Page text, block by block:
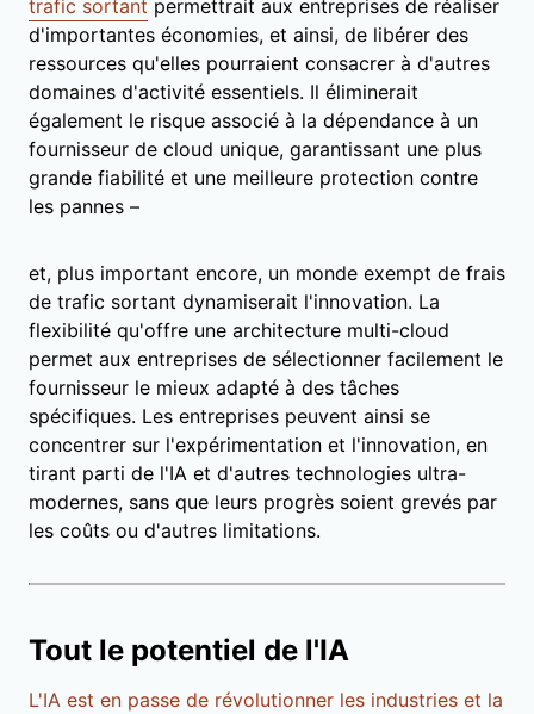
trafic sortant permettrait aux entreprises de réaliser
d'importantes économies, et ainsi, de libérer des
ressources qu'elles pourraient consacrer à d'autres
domaines d'activité essentiels. Il éliminerait
également le risque associé à la dépendance à un
fournisseur de cloud unique, garantissant une plus
grande fiabilité et une meilleure protection contre
les pannes –
et, plus important encore, un monde exempt de frais
de trafic sortant dynamiserait l'innovation. La
flexibilité qu'offre une architecture multi-cloud
permet aux entreprises de sélectionner facilement le
fournisseur le mieux adapté à des tâches
spécifiques. Les entreprises peuvent ainsi se
concentrer sur l'expérimentation et l'innovation, en
tirant parti de l'IA et d'autres technologies ultra-
modernes, sans que leurs progrès soient grevés par
les coûts ou d'autres limitations.
Tout le potentiel de l'IA
L'IA est en passe de révolutionner les industries et la